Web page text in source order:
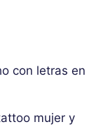
con letras en
mujer y